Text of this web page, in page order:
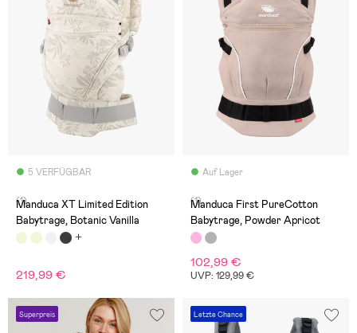
5 VERFÜGBAR
(1)
Manduca XT Limited Edition
Babytrage, Botanic Vanilla
219,99 €
Auf Lager
(1)
Manduca First PureCotton
Babytrage, Powder Apricot
102,99 €
UVP: 129,99 €
Superpreis Letzte Chance